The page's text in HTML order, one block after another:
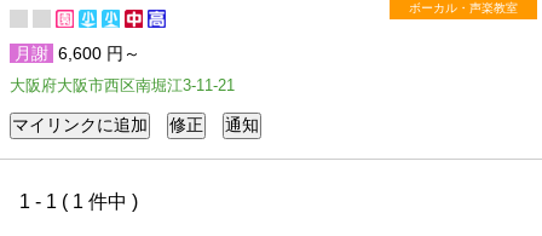
ボーカル・声楽教室
月謝 6,600 円～
大阪府大阪市西区南堀江3-11-21
1 - 1 ( 1 件中 )